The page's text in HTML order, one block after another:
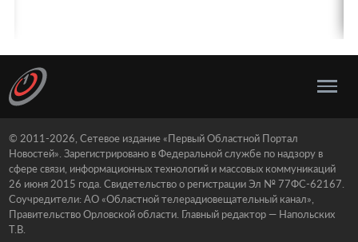
© 2011-2026, Сетевое издание «Первый Областной Портал
Новостей». Зарегистрировано в Федеральной службе по надзору в
сфере связи, информационных технологий и массовых коммуникаций
26 июня 2015 года. Свидетельство о регистрации Эл № 77ФС-62167.
Соучредители: АО «Областной телерадиовещательный канал»,
Правительство Орловской области. Главный редактор — Напольских
Т.В.